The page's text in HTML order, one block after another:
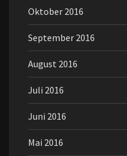
Oktober 2016
September 2016
August 2016
Juli 2016
Juni 2016
Mai 2016